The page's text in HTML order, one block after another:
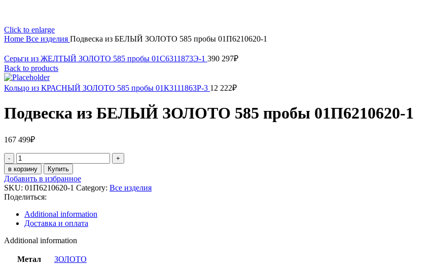
Click to enlarge
Home Все изделия Подвеска из БЕЛЫЙ ЗОЛОТО 585 пробы 01П6210620-1
Серьги из ЖЕЛТЫЙ ЗОЛОТО 585 пробы 01С6311873Э-1 390 297₽
Back to products
Кольцо из КРАСНЫЙ ЗОЛОТО 585 пробы 01К3111863Р-3 12 222₽
Подвеска из БЕЛЫЙ ЗОЛОТО 585 пробы 01П6210620-1
167 499₽
Подвеска
из
БЕЛЫЙ
ЗОЛОТО
585
пробы
01П6210620-
1
quantity
в корзину Купить
Добавить в избранное
SKU: 01П6210620-1 Category: Все изделия
Поделиться:
Additional information
Доставка и оплата
Additional information
Метал ЗОЛОТО